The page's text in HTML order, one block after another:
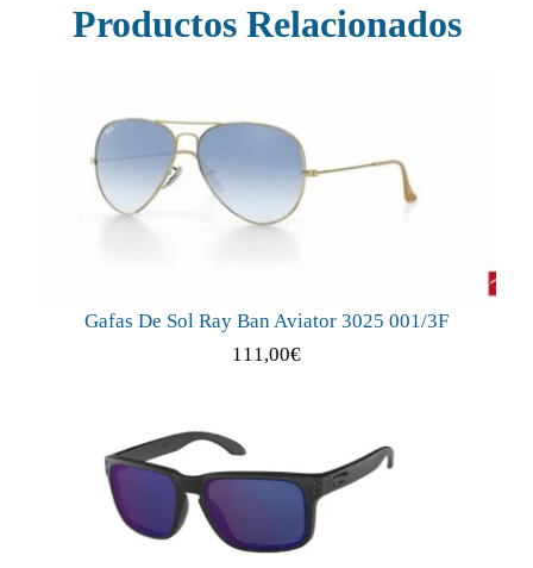
Productos Relacionados
Gafas De Sol Ray Ban Aviator 3025 001/3F
111,00€